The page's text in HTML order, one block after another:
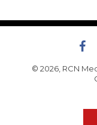
© 2026, RCN